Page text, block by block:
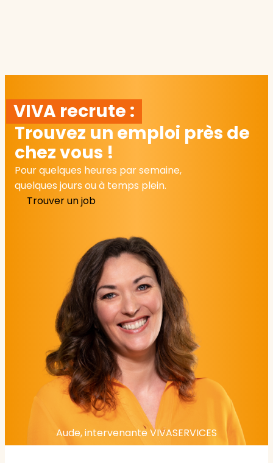
VIVA recrute :
Trouvez un emploi près de
chez vous !
Pour quelques heures par semaine,
quelques jours ou à temps plein.
Trouver un job
Aude, intervenante VIVASERVICES